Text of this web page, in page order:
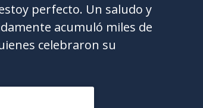
perfecto. Un saludo y
acumuló miles de
celebraron su